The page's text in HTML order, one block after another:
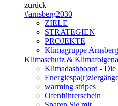
zurück
#arnsberg2030
ZIELE
STRATEGIEN
PROJEKTE
Klimagruppe Arnsberg
Klimaschutz &
Klimadashboard -
warming stripes
Ofenführerschein